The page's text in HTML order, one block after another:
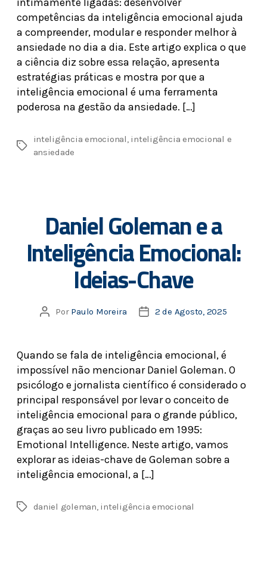
competências da inteligência emocional ajuda
a compreender, modular e responder melhor à
ansiedade no dia a dia. Este artigo explica o que
a ciência diz sobre essa relação, apresenta
estratégias práticas e mostra por que a
inteligência emocional é uma ferramenta
poderosa na gestão da ansiedade. […]
inteligência emocional, inteligência emocional e
ansiedade
Daniel Goleman e a
Inteligência Emocional:
Ideias-Chave
Por Paulo Moreira 2 de Agosto, 2025
Quando se fala de inteligência emocional, é
impossível não mencionar Daniel Goleman. O
psicólogo e jornalista científico é considerado o
principal responsável por levar o conceito de
inteligência emocional para o grande público,
graças ao seu livro publicado em 1995:
Emotional Intelligence. Neste artigo, vamos
explorar as ideias-chave de Goleman sobre a
inteligência emocional, a […]
daniel goleman, inteligência emocional